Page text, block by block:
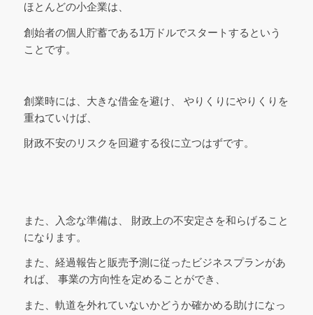
ほとんどの小企業は、
創始者の個人貯蓄である1万ドルでスタートするという
ことです。
創業時には、大きな借金を避け、 やりくりにやりくりを
重ねていけば、
財政不安のリスクを回避する役に立つはずです。
また、入念な準備は、 財政上の不安定さを和らげること
になります。
また、経過報告と販売予測に従ったビジネスプランがあ
れば、 事業の方向性を定めることができ、
また、軌道を外れていないかどうか確かめる助けになっ